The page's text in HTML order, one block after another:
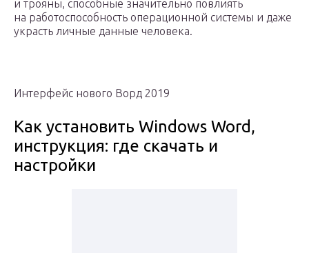
и трояны, способные значительно повлиять
на работоспособность операционной системы и даже
украсть личные данные человека.
Интерфейс нового Ворд 2019
Как установить Windows Word,
инструкция: где скачать и
настройки